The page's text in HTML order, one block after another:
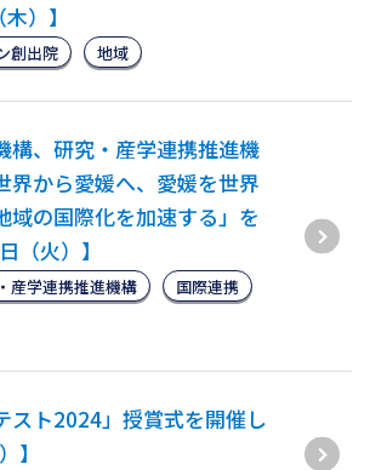
）】
創出院 地域
構、研究・産学連携推進機
界から愛媛へ、愛媛を世界
の国際化を加速する」を
（火）】
産学連携推進機構
国際連携
スト2024」授賞式を開催し
】